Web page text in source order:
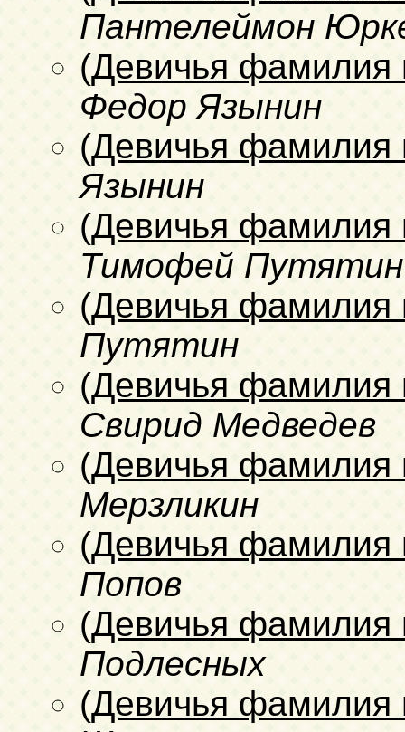
Пантелеймон
(Девичья фамилия
Федор Язынин
(Девичья фамилия
Язынин
(Девичья фамилия
Тимофей Путятин
(Девичья фамилия
Путятин
(Девичья фамилия
Свирид Медведев
(Девичья фамилия
Мерзликин
(Девичья фамилия
Попов
(Девичья фамилия
Подлесных
(Девичья фамилия